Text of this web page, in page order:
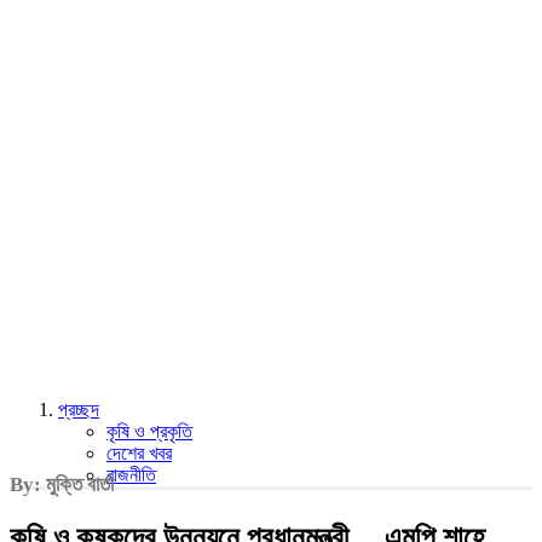
প্রচ্ছদ
কৃষি ও প্রকৃতি
দেশের খবর
রাজনীতি
By: মুক্তি বার্তা